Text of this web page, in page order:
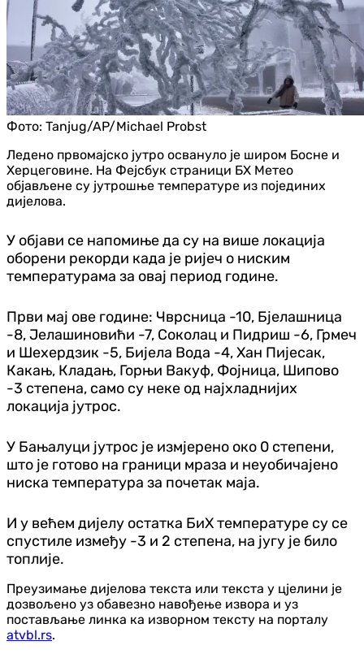
Фото: Tanjug/AP/Michael Probst
Ледено првомајско јутро освануло је широм Босне и
Херцеговине. На Фејсбук страници БХ Метео
објављене су јутрошње температуре из појединих
дијелова.
У објави се напомиње да су на више локација
оборени рекорди када је ријеч о ниским
температурама за овај период године.
Први мај ове године: Чврсница -10, Бјелашница
-8, Јелашиновићи -7, Соколац и Пидриш -6, Грмеч
и Шехердзик -5, Бијела Вода -4, Хан Пијесак,
Какањ, Кладањ, Горњи Вакуф, Фојница, Шипово
-3 степена, само су неке од најхладнијих
локација јутрос.
У Бањалуци јутрос је измјерено око 0 степени,
што је готово на граници мраза и неуобичајено
ниска температура за почетак маја.
И у већем дијелу остатка БиХ температуре су се
спустиле између -3 и 2 степена, на југу је било
топлије.
Преузимање дијелова текста или текста у цјелини је
дозвољено уз обавезно навођење извора и уз
постављање линка ка изворном тексту на порталу
atvbl.rs.